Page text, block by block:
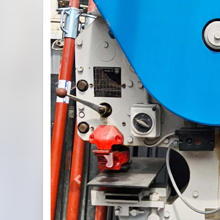
Previous